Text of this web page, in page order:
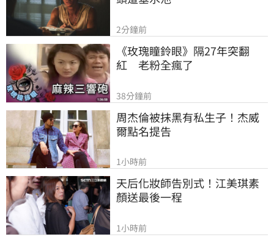
2分鐘前
《玫瑰瞳鈴眼》隔27年突翻
紅　老粉全瘋了
38分鐘前
周杰倫被抹黑有私生子！杰威
爾點名提告
1小時前
天后化妝師告別式！江美琪素
顏送最後一程
1小時前